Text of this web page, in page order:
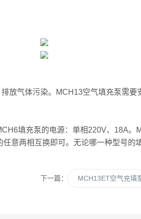
放气体污染。MCH13空气填充泵需
填充泵的电源：单相220V、18A
意两相互换即可。无论哪一种型号的
下一篇： MCH13ET空气充填